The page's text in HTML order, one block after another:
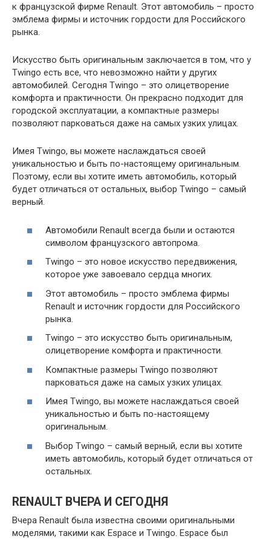
к французской фирме Renault. Этот автомобиль – просто
эмблема фирмы и источник гордости для Российского
рынка.
Искусство быть оригинальным заключается в том, что у
Twingo есть все, что невозможно найти у других
автомобилей. Сегодня Twingo – это олицетворение
комфорта и практичности. Он прекрасно подходит для
городской эксплуатации, а компактные размеры
позволяют парковаться даже на самых узких улицах.
Имея Twingo, вы можете наслаждаться своей
уникальностью и быть по-настоящему оригинальным.
Поэтому, если вы хотите иметь автомобиль, который
будет отличаться от остальных, выбор Twingo – самый
верный.
Автомобили Renault всегда были и остаются
символом французского автопрома.
Twingo – это новое искусство передвижения,
которое уже завоевало сердца многих.
Этот автомобиль – просто эмблема фирмы
Renault и источник гордости для Российского
рынка.
Twingo – это искусство быть оригинальным,
олицетворение комфорта и практичности.
Компактные размеры Twingo позволяют
парковаться даже на самых узких улицах.
Имея Twingo, вы можете наслаждаться своей
уникальностью и быть по-настоящему
оригинальным.
Выбор Twingo – самый верный, если вы хотите
иметь автомобиль, который будет отличаться от
остальных.
RENAULT ВЧЕРА И СЕГОДНЯ
Вчера Renault была известна своими оригинальными
моделями, такими как Espace и Twingo. Espace был